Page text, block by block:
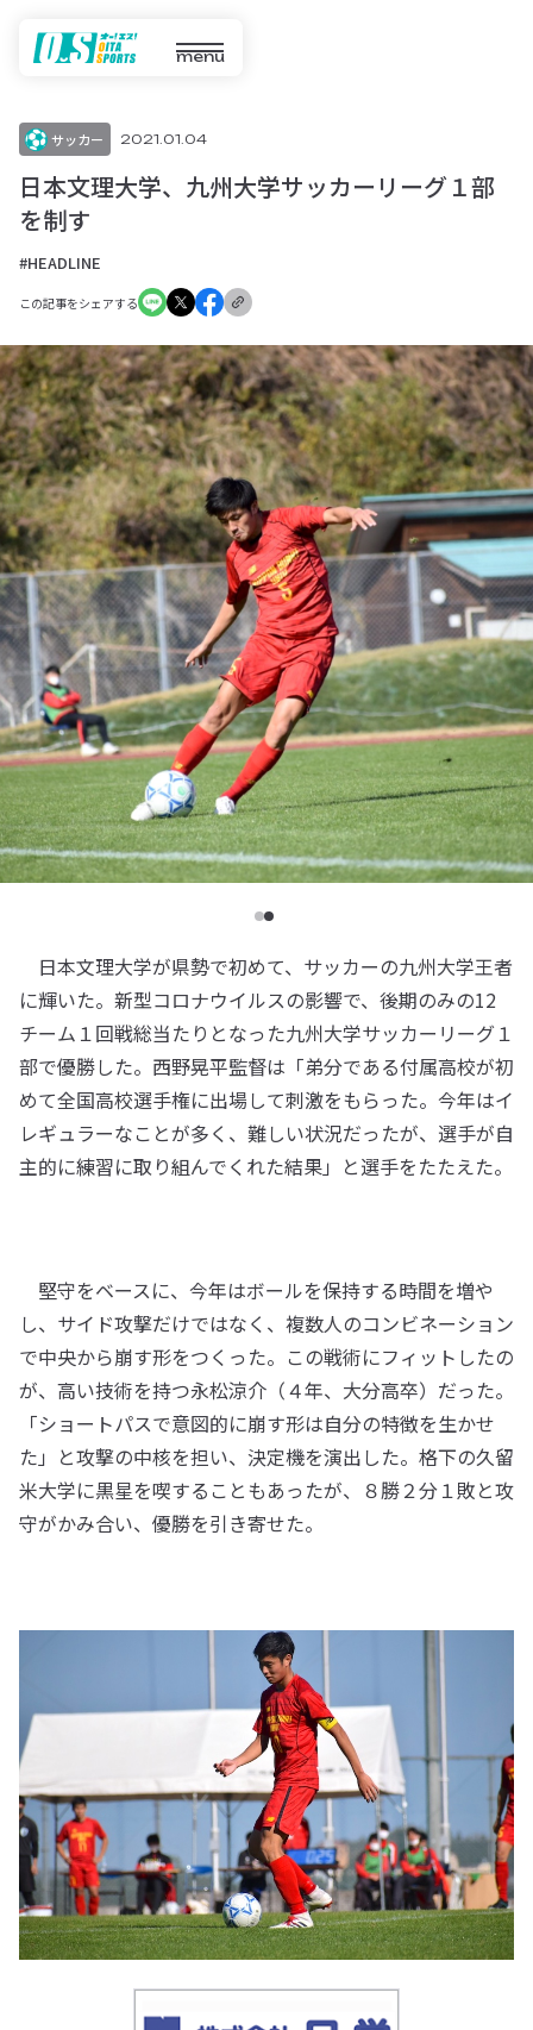
menu
サッカー 2021.01.04
日本文理大学、九州大学サッカーリーグ１部
を制す
#HEADLINE
この記事をシェアする
日本文理大学が県勢で初めて、サッカーの九州大学王者
に輝いた。新型コロナウイルスの影響で、後期のみの12
チーム１回戦総当たりとなった九州大学サッカーリーグ１
部で優勝した。西野晃平監督は「弟分である付属高校が初
めて全国高校選手権に出場して刺激をもらった。今年はイ
レギュラーなことが多く、難しい状況だったが、選手が自
主的に練習に取り組んでくれた結果」と選手をたたえた。
堅守をベースに、今年はボールを保持する時間を増や
し、サイド攻撃だけではなく、複数人のコンビネーション
で中央から崩す形をつくった。この戦術にフィットしたの
が、高い技術を持つ永松涼介（４年、大分高卒）だった。
「ショートパスで意図的に崩す形は自分の特徴を生かせ
た」と攻撃の中核を担い、決定機を演出した。格下の久留
米大学に黒星を喫することもあったが、８勝２分１敗と攻
守がかみ合い、優勝を引き寄せた。